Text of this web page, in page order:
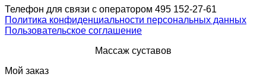
Телефон для связи с оператором 495 152-27-61
Политика конфиденциальности персональных данных
Пользовательское соглашение
Массаж суставов
Мой заказ